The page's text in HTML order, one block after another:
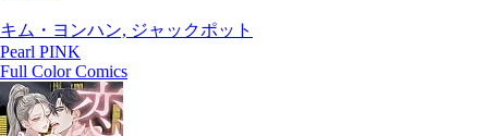
キム・ヨンハン, ジャックポット
Pearl PINK
Full Color Comics